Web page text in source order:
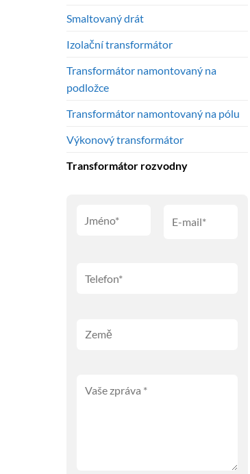
Smaltovaný drát
Izolační transformátor
Transformátor namontovaný na
podložce
Transformátor namontovaný na pólu
Výkonový transformátor
Transformátor rozvodny